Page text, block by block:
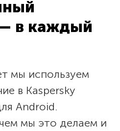
в каждый
мы используем
в Kaspersky
Android.
мы это делаем и